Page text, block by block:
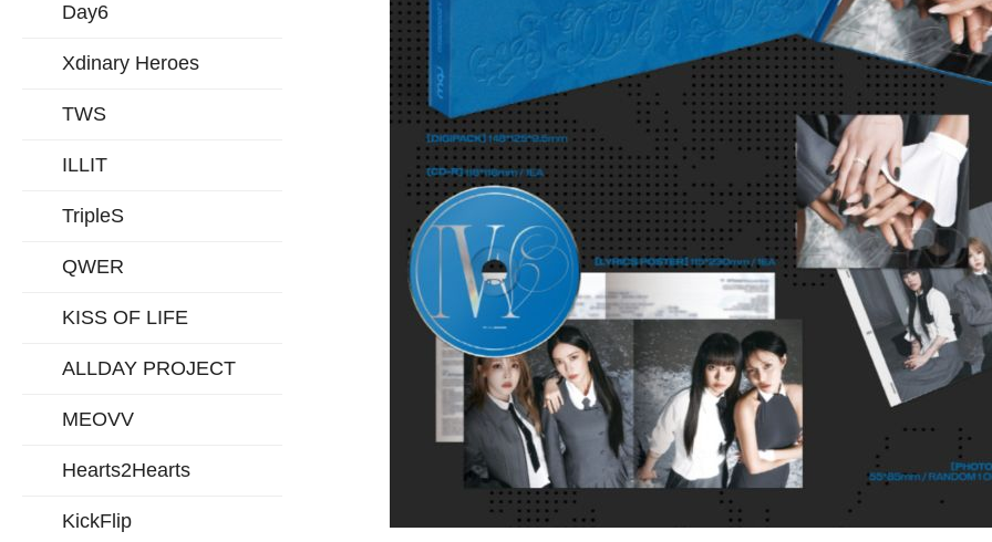
Day6
Xdinary Heroes
TWS
ILLIT
TripleS
QWER
KISS OF LIFE
ALLDAY PROJECT
MEOVV
Hearts2Hearts
KickFlip